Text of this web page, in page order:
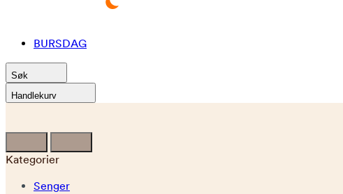
BURSDAG
Søk
Handlekurv
Kategorier
Senger